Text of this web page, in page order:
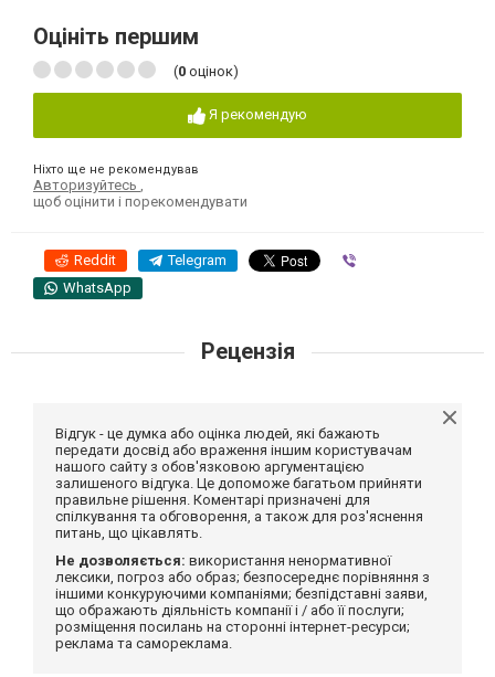
Оцініть першим
(0 оцінок)
Я рекомендую
Ніхто ще не рекомендував
Авторизуйтесь
щоб оцінити і порекомендувати
Reddit Telegram
WhatsApp
Рецензія
Відгук - це думка або оцінка людей, які бажають
передати досвід або враження іншим користувачам
нашого сайту з обов'язковою аргументацією
залишеного відгука. Це допоможе багатьом прийняти
правильне рішення. Коментарі призначені для
спілкування та обговорення, а також для роз'яснення
питань, що цікавлять.
Не дозволяється: використання ненормативної
лексики, погроз або образ; безпосереднє порівняння з
іншими конкуруючими компаніями; безпідставні заяви,
що ображають діяльність компанії і / або її послуги;
розміщення посилань на сторонні інтернет-ресурси;
реклама та самореклама.